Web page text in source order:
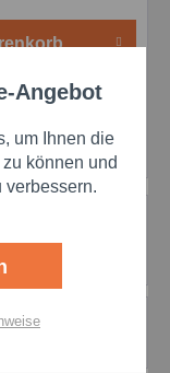
Fusselarm und
Aktiv
Angebot
um Ihnen die
können und
verbessern.